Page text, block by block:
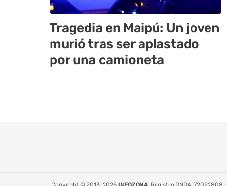
Tragedia en Maipú: Un joven
murió tras ser aplastado
por una camioneta
Copyright © 2013-2026 INFOZONA. Registro DNDA: 72022808